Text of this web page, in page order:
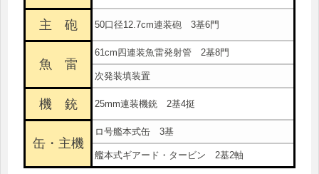
主 砲 50口径12.7cm連装砲 3基6門
魚 雷
61cm四連装魚雷発射管 2基8門
次発装填装置
機 銃 25mm連装機銃 2基4挺
缶・主機
ロ号艦本式缶 3基
艦本式ギアード・タービン 2基2軸